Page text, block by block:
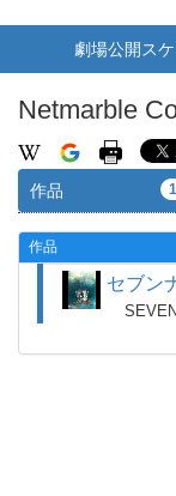
劇場公開ス
Netmarble
作品 1
作品
セブン